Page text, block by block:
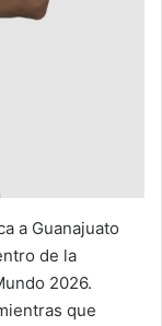
a Guanajuato
de la
2026.
que